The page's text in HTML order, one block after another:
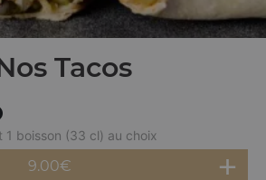
Tacos
1 boisson (33 cl) au choix
9.00€